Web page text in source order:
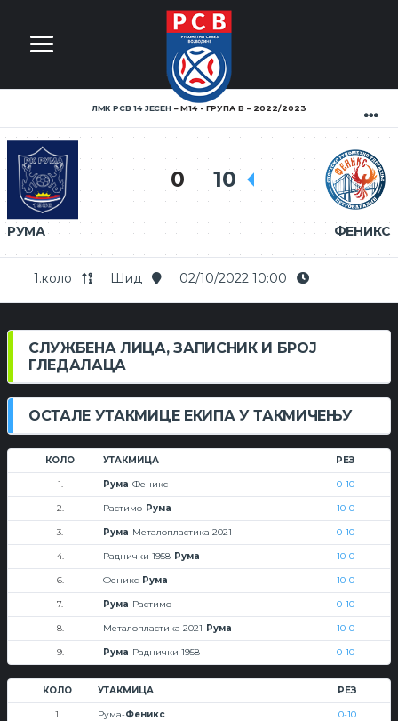
ЛМК РСВ 14 ЈЕСЕН М14 - ГРУПА В 2022/2023
РУМА
0
ФЕНИКС
10
1.коло Шид 02/10/2022 10:00
СЛУЖБЕНА ЛИЦА, ЗАПИСНИК И БРОЈ
ГЛЕДАЛАЦА
ОСТАЛЕ УТАКМИЦЕ ЕКИПА У ТАКМИЧЕЊУ
КОЛО УТАКМИЦА РЕЗ
1. Рума-Феникс 0-10
2. Растимо-Рума 10-0
3. Рума-Металопластика 2021 0-10
4. Раднички 1958-Рума 10-0
6. Феникс-Рума 10-0
7. Рума-Растимо 0-10
8. Металопластика 2021-Рума 10-0
9. Рума-Раднички 1958 0-10
КОЛО УТАКМИЦА РЕЗ
1. Рума-Феникс 0-10